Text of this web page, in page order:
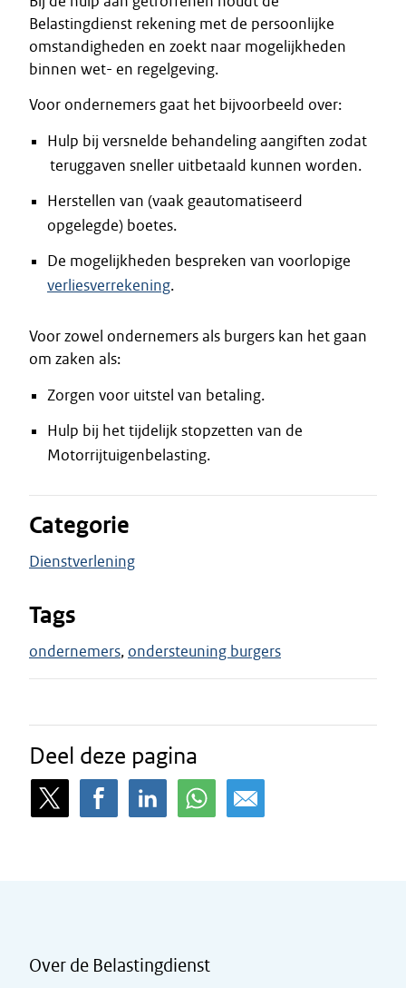
Belastingdienst rekening met de persoonlijke
omstandigheden en zoekt naar mogelijkheden
binnen wet- en regelgeving.
Voor ondernemers gaat het bijvoorbeeld over:
Hulp bij versnelde behandeling aangiften zodat
teruggaven sneller uitbetaald kunnen worden.
Herstellen van (vaak geautomatiseerd
opgelegde) boetes.
De mogelijkheden bespreken van voorlopige
verliesverrekening.
Voor zowel ondernemers als burgers kan het gaan
om zaken als:
Zorgen voor uitstel van betaling.
Hulp bij het tijdelijk stopzetten van de
Motorrijtuigenbelasting.
Categorie
Dienstverlening
Tags
ondernemers ondersteuning burgers
Deel deze pagina
Over de Belastingdienst